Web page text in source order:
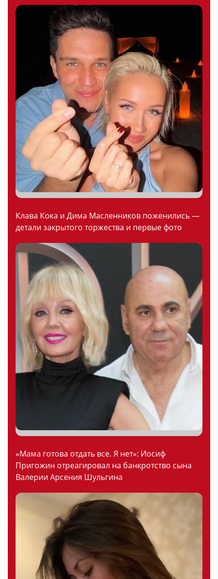
Клава Кока и Дима Масленников поженились —
детали закрытого торжества и первые фото
«Мама готова отдать все. Я нет»: Иосиф
Пригожин отреагировал на банкротство сына
Валерии Арсения Шульгина